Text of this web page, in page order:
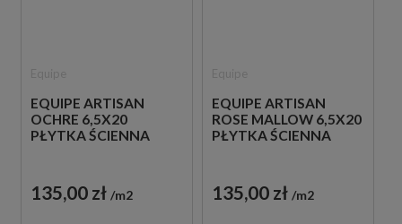
EQUIPE ARTISAN
OCHRE 6,5X20
PŁYTKA ŚCIENNA
135,00 zł m2
EQUIPE ARTISAN
ROSE MALLOW 6,5X20
PŁYTKA ŚCIENNA
135,00 zł m2